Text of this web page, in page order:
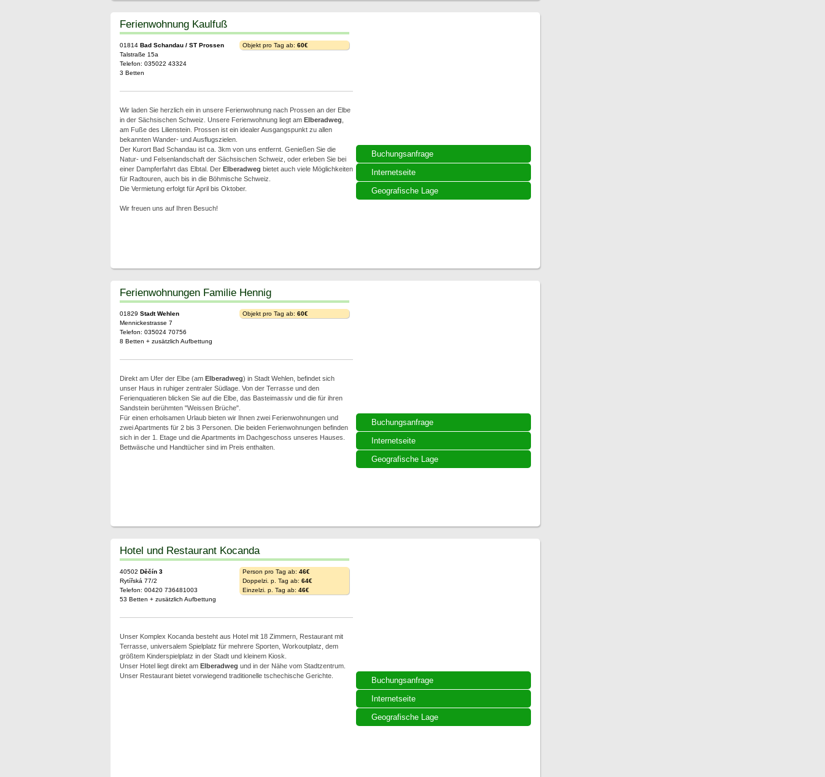
Buchungsanfrage
Internetseite
Geografische Lage
Ferienwohnung Kaulfuß
01814 Bad Schandau / ST Prossen
Talstraße 15a
Telefon: 035022 43324
3 Betten
Objekt pro Tag ab: 60€
Wir laden Sie herzlich ein in unsere Ferienwohnung nach Prossen an der Elbe
in der Sächsischen Schweiz. Unsere Ferienwohnung liegt am Elberadweg
am Fuße des Lilienstein. Prossen ist ein idealer Ausgangspunkt zu allen
bekannten Wander- und Ausflugszielen.
Der Kurort Bad Schandau ist ca. 3km von uns entfernt. Genießen Sie die
Natur- und Felsenlandschaft der Sächsischen Schweiz, oder erleben Sie bei
einer Dampferfahrt das Elbtal. Der Elberadweg bietet auch viele Möglichkeiten
für Radtouren, auch bis in die Böhmische Schweiz.
Die Vermietung erfolgt für April bis Oktober.
Wir freuen uns auf Ihren Besuch!
Buchungsanfrage
Internetseite
Geografische Lage
Ferienwohnungen Familie Hennig
01829 Stadt Wehlen
Mennickestrasse 7
Telefon: 035024 70756
8 Betten + zusätzlich Aufbettung
Objekt pro Tag ab: 60€
Direkt am Ufer der Elbe (am Elberadweg) in Stadt Wehlen, befindet sich
unser Haus in ruhiger zentraler Südlage. Von der Terrasse und den
Ferienquatieren blicken Sie auf die Elbe, das Basteimassiv und die für ihren
Sandstein berühmten "Weissen Brüche".
Für einen erholsamen Urlaub bieten wir Ihnen zwei Ferienwohnungen und
zwei Apartments für 2 bis 3 Personen. Die beiden Ferienwohnungen befinden
sich in der 1. Etage und die Apartments im Dachgeschoss unseres Hauses.
Bettwäsche und Handtücher sind im Preis enthalten.
Buchungsanfrage
Internetseite
Geografische Lage
Hotel und Restaurant Kocanda
40502 Děčín 3
Rytířská 77/2
Telefon: 00420 736481003
53 Betten + zusätzlich Aufbettung
Person pro Tag ab: 46€
Doppelzi. p. Tag ab: 64€
Einzelzi. p. Tag ab: 46€
Unser Komplex Kocanda besteht aus Hotel mit 18 Zimmern, Restaurant mit
Terrasse, universalem Spielplatz für mehrere Sporten, Workoutplatz, dem
größtem Kinderspielplatz in der Stadt und kleinem Kiosk.
Unser Hotel liegt direkt am Elberadweg und in der Nähe vom Stadtzentrum.
Unser Restaurant bietet vorwiegend traditionelle tschechische Gerichte.